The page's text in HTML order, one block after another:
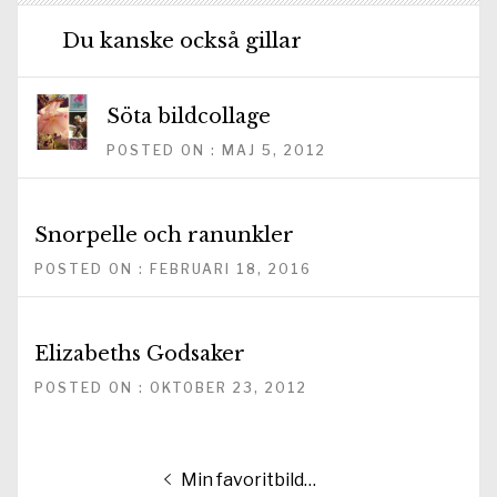
Du kanske också gillar
Söta bildcollage
POSTED ON : MAJ 5, 2012
Snorpelle och ranunkler
POSTED ON : FEBRUARI 18, 2016
Elizabeths Godsaker
POSTED ON : OKTOBER 23, 2012
Inläggsnavigering
Föregående
Min favoritbild…